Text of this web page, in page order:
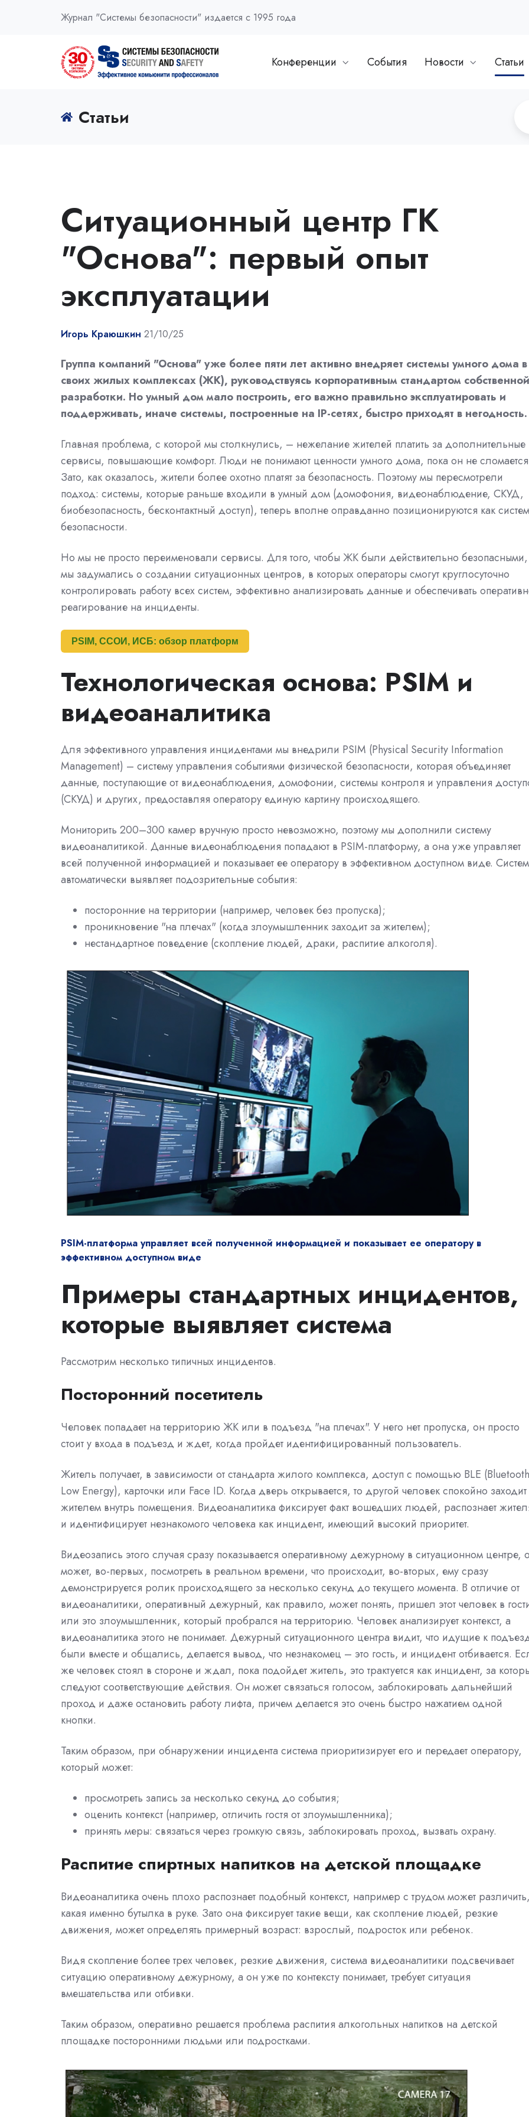
Журнал "Системы безопасности" издается с 1995 года
Конференции События Новости Статьи
Статьи
Ситуационный центр ГК
"Основа": первый опыт
эксплуатации
Игорь Краюшкин 21/10/25
Группа компаний "Основа" уже более пяти лет активно внедряет системы умного дома в
своих жилых комплексах (ЖК), руководствуясь корпоративным стандартом собственной
разработки. Но умный дом мало построить, его важно правильно эксплуатировать и
поддерживать, иначе системы, построенные на IP-сетях, быстро приходят в негодность.
Главная проблема, с которой мы столкнулись, – нежелание жителей платить за дополнительные
сервисы, повышающие комфорт. Люди не понимают ценности умного дома, пока он не
Зато, как оказалось, жители более охотно платят за безопасность. Поэтому мы пересмотрели
подход: системы, которые раньше входили в умный дом (домофония, видеонаблюдение, СКУД,
биобезопасность, бесконтактный доступ), теперь вполне оправданно позиционируются как
безопасности.
Но мы не просто переименовали сервисы. Для того, чтобы ЖК были действительно безопасными,
мы задумались о создании ситуационных центров, в которых операторы смогут круглосуточно
контролировать работу всех систем, эффективно анализировать данные и обеспечивать
реагирование на инциденты.
PSIM, ССОИ, ИСБ: обзор платформ
Технологическая основа: PSIM и
видеоаналитика
Для эффективного управления инцидентами мы внедрили PSIM (Physical Security Information
Management) – систему управления событиями физической безопасности, которая объединяет
данные, поступающие от видеонаблюдения, домофонии, системы контроля и управления
(СКУД) и других, предоставляя оператору единую картину происходящего.
Мониторить 200–300 камер вручную просто невозможно, поэтому мы дополнили систему
видеоаналитикой. Данные видеонаблюдения попадают в PSIM-платформу, а она уже управляет
всей полученной информацией и показывает ее оператору в эффективном доступном виде.
автоматически выявляет подозрительные события:
посторонние на территории (например, человек без пропуска);
проникновение "на плечах" (когда злоумышленник заходит за жителем);
нестандартное поведение (скопление людей, драки, распитие алкоголя).
PSIM-платформа управляет всей полученной информацией и показывает ее оператору в
эффективном доступном виде
Примеры стандартных инцидентов,
которые выявляет система
Рассмотрим несколько типичных инцидентов.
Посторонний посетитель
Человек попадает на территорию ЖК или в подъезд "на плечах". У него нет пропуска, он просто
стоит у входа в подъезд и ждет, когда пройдет идентифицированный пользователь.
Житель получает, в зависимости от стандарта жилого комплекса, доступ с помощью BLE (Bluetooth
Low Energy), карточки или Face ID. Когда дверь открывается, то другой человек спокойно заходит
жителем внутрь помещения. Видеоаналитика фиксирует факт вошедших людей, распознает
и идентифицирует незнакомого человека как инцидент, имеющий высокий приоритет.
Видеозапись этого случая сразу показывается оперативному дежурному в ситуационном центре,
может, во-первых, посмотреть в реальном времени, что происходит, во-вторых, ему сразу
демонстрируется ролик происходящего за несколько секунд до текущего момента. В отличие от
видеоаналитики, оперативный дежурный, как правило, может понять, пришел этот человек в
или это злоумышленник, который пробрался на территорию. Человек анализирует контекст, а
видеоаналитика этого не понимает. Дежурный ситуационного центра видит, что идущие к
были вместе и общались, делается вывод, что незнакомец – это гость, и инцидент отбивается.
же человек стоял в стороне и ждал, пока подойдет житель, это трактуется как инцидент, за
следуют соответствующие действия. Он может связаться голосом, заблокировать дальнейший
проход и даже остановить работу лифта, причем делается это очень быстро нажатием одной
кнопки.
Таким образом, при обнаружении инцидента система приоритизирует его и передает оператору,
который может:
просмотреть запись за несколько секунд до события;
оценить контекст (например, отличить гостя от злоумышленника);
принять меры: связаться через громкую связь, заблокировать проход, вызвать охрану.
Распитие спиртных напитков на детской площадке
Видеоаналитика очень плохо распознает подобный контекст, например с трудом может различить,
какая именно бутылка в руке. Зато она фиксирует такие вещи, как скопление людей, резкие
движения, может определять примерный возраст: взрослый, подросток или ребенок.
Видя скопление более трех человек, резкие движения, система видеоаналитики подсвечивает
ситуацию оперативному дежурному, а он уже по контексту понимает, требует ситуация
вмешательства или отбивки.
Таким образом, оперативно решается проблема распития алкогольных напитков на детской
площадке посторонними людьми или подростками.